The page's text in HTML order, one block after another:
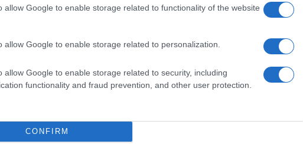
allow Google to enable storage related to functionality of the website
allow Google to enable storage related to personalization.
allow Google to enable storage related to security, including
functionality and fraud prevention, and other user protection.
CONFIRM
della pandemia, le date possibili per
prevede l’arrivo sotto il Cupolone di
con una delle feste delle Madonne più
oppure il 13 maggio, il giorno della
Papa